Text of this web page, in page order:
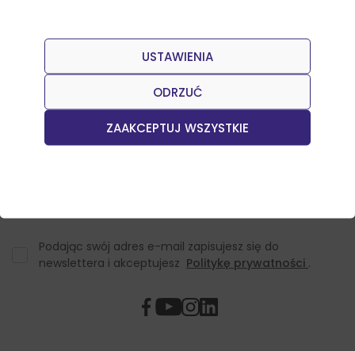
ZAAKCEPTUJ WSZYSTKIE
ODRZUĆ
USTAWIENIA
Dołącz do naszego Newslettera
Otrzymuj informacje o nowościach w sklepie oraz
Podając swój adres e-mail zapisujesz się do
newslettera i akceptujesz Politykę prywatności .